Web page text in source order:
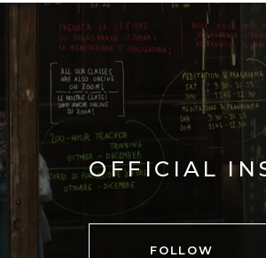
OFFICIAL
FOLLOW